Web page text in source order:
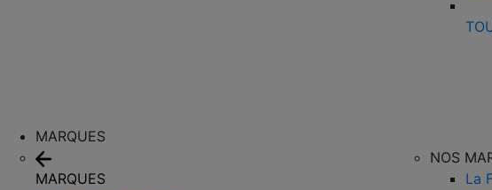
MARQUES
MARQUES
NOS
La